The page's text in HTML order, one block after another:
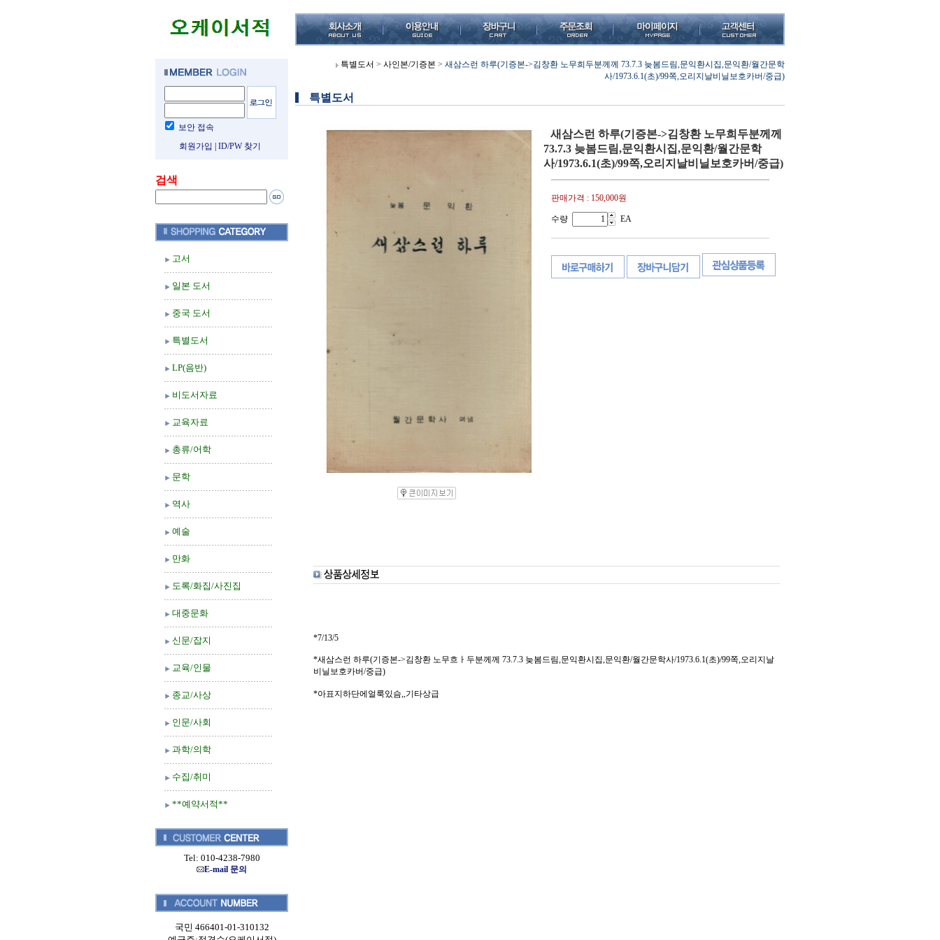
보안 접속
회원가입
ID/PW 찾기
검색
고서
일본 도서
중국 도서
특별도서
LP(음반)
비도서자료
교육자료
총류/어학
문학
역사
예술
만화
도록/화집/사진집
대중문화
신문/잡지
교육/인물
종교/사상
인문/사회
과학/의학
수집/취미
**예약서적**
Tel: 010-4238-7980
E-mail 문의
국민 466401-01-310132
특별도서 > 사인본/기증본 > 새삼스런 하루(기증본->김창환 노무희두분께께 73.7.3 늦봄드림,문익환시집,문익환/월간문학
사/1973.6.1(초)/99쪽,오리지날비닐보호카버/중급)
특별도서
새삼스런 하루(기증본->김창환 노무희두분께께
73.7.3 늦봄드림,문익환시집,문익환/월간문학
사/1973.6.1(초)/99쪽,오리지날비닐보호카버/중급)
판매가격 : 150,000원
수량 EA
*7/13/5
*새삼스런 하루(기증본->김창환 노무흐ㅏ두분께께 73.7.3 늦봄드림,문익환시집,문익환/월간문학사/1973.6.1(초)/99쪽,오리지날
비닐보호카버/중급)
*아표지하단에얼룩있슴,,기타상급